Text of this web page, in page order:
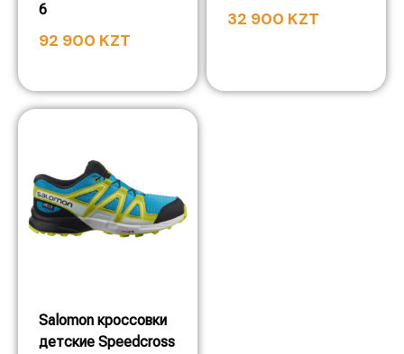
6
92 900 KZT
32 900 KZT
Salomon кроссовки
детские Speedcross